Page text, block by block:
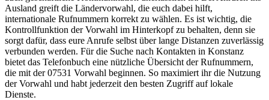
Ausland greift die Ländervorwahl, die euch dabei hilft,
internationale Rufnummern korrekt zu wählen. Es ist wichtig, die
Kontrollfunktion der Vorwahl im Hinterkopf zu behalten, denn sie
sorgt dafür, dass eure Anrufe selbst über lange Distanzen zuverlässig
verbunden werden. Für die Suche nach Kontakten in Konstanz
bietet das Telefonbuch eine nützliche Übersicht der Rufnummern,
die mit der 07531 Vorwahl beginnen. So maximiert ihr die Nutzung
der Vorwahl und habt jederzeit den besten Zugriff auf lokale
Dienste.